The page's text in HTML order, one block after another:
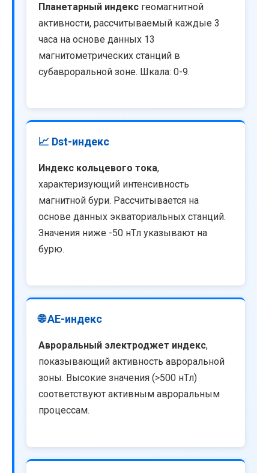
Планетарный индекс геомагнитной
активности, рассчитываемый каждые 3
часа на основе данных 13
магнитометрических станций в
субавроральной зоне. Шкала: 0-9.
📈 Dst-индекс
Индекс кольцевого тока,
характеризующий интенсивность
магнитной бури. Рассчитывается на
основе данных экваториальных станций.
Значения ниже -50 нТл указывают на
бурю.
🌐 AE-индекс
Авроральный электроджет индекс,
показывающий активность авроральной
зоны. Высокие значения (>500 нТл)
соответствуют активным авроральным
процессам.